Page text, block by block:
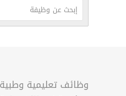
وظائف تعليمية وطبية